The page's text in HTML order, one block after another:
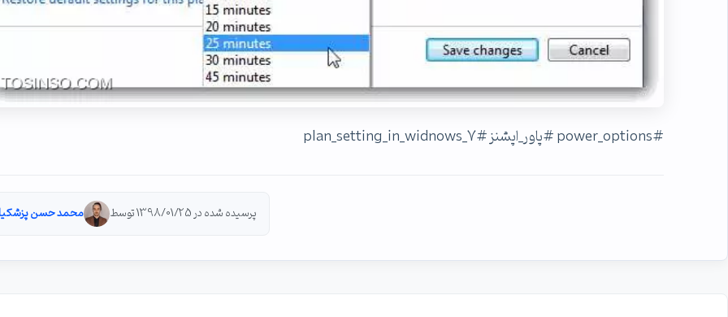
#power_options #پاور_اپشنز #plan_setting_in_widnows_7
پرسیده شده در 1398/01/25 توسط محمد حسن